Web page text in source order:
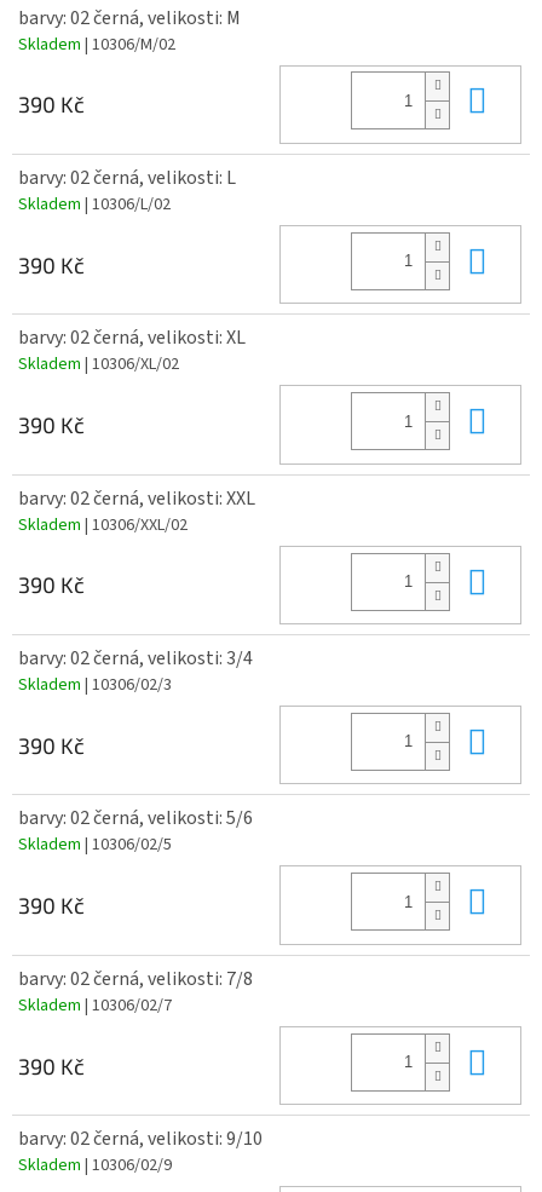
barvy: 02 černá, velikosti: M
Skladem | 10306/M/02
390 Kč
barvy: 02 černá, velikosti: L
Skladem | 10306/L/02
390 Kč
barvy: 02 černá, velikosti: XL
Skladem | 10306/XL/02
390 Kč
barvy: 02 černá, velikosti: XXL
Skladem | 10306/XXL/02
390 Kč
barvy: 02 černá, velikosti: 3/4
Skladem | 10306/02/3
390 Kč
barvy: 02 černá, velikosti: 5/6
Skladem | 10306/02/5
390 Kč
barvy: 02 černá, velikosti: 7/8
Skladem | 10306/02/7
390 Kč
barvy: 02 černá, velikosti: 9/10
Skladem | 10306/02/9